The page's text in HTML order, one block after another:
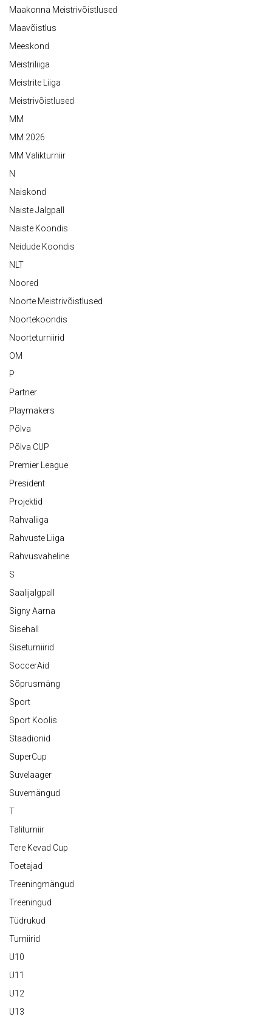
Maakonna Meistrivõistlused
Maavõistlus
Meeskond
Meistriliiga
Meistrite Liiga
Meistrivõistlused
MM
MM 2026
MM Valikturniir
N
Naiskond
Naiste Jalgpall
Naiste Koondis
Neidude Koondis
NLT
Noored
Noorte Meistrivõistlused
Noortekoondis
Noorteturniirid
OM
P
Partner
Playmakers
Põlva
Põlva CUP
Premier League
President
Projektid
Rahvaliiga
Rahvuste Liiga
Rahvusvaheline
S
Saalijalgpall
Signy Aarna
Sisehall
Siseturniirid
SoccerAid
Sõprusmäng
Sport
Sport Koolis
Staadionid
SuperCup
Suvelaager
Suvemängud
T
Taliturniir
Tere Kevad Cup
Toetajad
Treeningmängud
Treeningud
Tüdrukud
Turniirid
U10
U11
U12
U13